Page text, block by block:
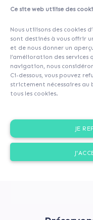
Ce site web utilise des
Nous utilisons des cookies
sont destinés à vous offrir
et de nous donner un
l’amélioration des services
navigation, nous
Ci-dessous, vous pouvez
strictement nécessaires
tous les cookies.
JE